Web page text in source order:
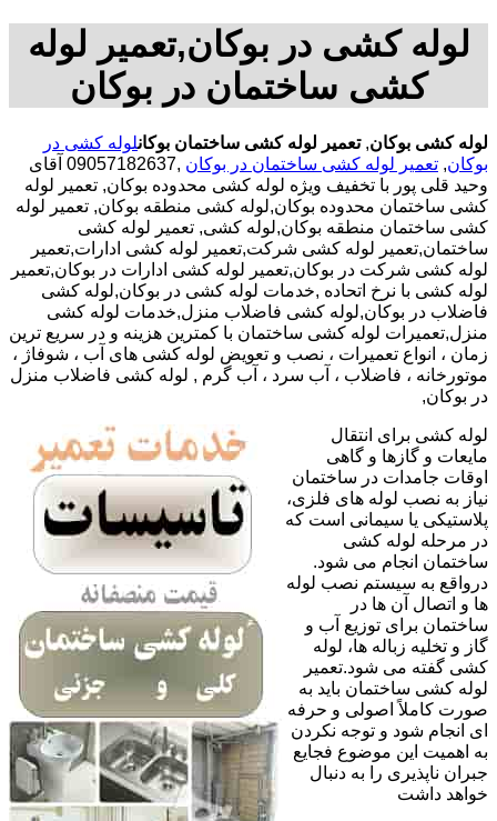
لوله کشی در بوکان,تعمیر لوله
کشی ساختمان در بوکان
لوله کشی بوکان,تعمیر لوله کشی ساختمان بوکانلوله کشی در
بوکان, تعمیر لوله کشی ساختمان در بوکان
,09057182637 آقای
وحید قلی پور با تخفیف ویژه لوله کشی محدوده بوکان, تعمیر لوله
کشی ساختمان محدوده بوکان,لوله کشی منطقه بوکان, تعمیر لوله
کشی ساختمان منطقه بوکان,لوله کشی, تعمیر لوله کشی
ساختمان,تعمیر لوله کشی شرکت,تعمیر لوله کشی ادارات,تعمیر
لوله کشی شرکت در بوکان,تعمیر لوله کشی ادارات در بوکان,تعمیر
لوله کشی با نرخ اتحاده ,خدمات لوله کشی در بوکان,لوله کشی
فاضلاب در بوکان,لوله کشی فاضلاب منزل,خدمات لوله کشی
منزل,تعمیرات لوله کشی ساختمان با کمترین هزینه و در سریع ترین
زمان ، انواع تعمیرات ، نصب و تعویض لوله کشی های آب ، شوفاژ ،
موتورخانه ، فاضلاب ، آب سرد ، آب گرم , لوله کشی فاضلاب منزل
در بوکان,
لوله کشی برای انتقال
مایعات و گازها و گاهی
اوقات جامدات در ساختمان
نیاز به نصب لوله های فلزی،
پلاستیکی یا سیمانی است که
در مرحله لوله کشی
ساختمان انجام می شود.
درواقع به سیستم نصب لوله
ها و اتصال آن ها در
ساختمان برای توزیع آب و
گاز و تخلیه زباله ها، لوله
کشی گفته می شود.تعمیر
لوله کشی ساختمان باید به
صورت کاملاً اصولی و حرفه
ای انجام شود و توجه نکردن
به اهمیت این موضوع فجایع
جبران ناپذیری را به دنبال
خواهد داشت